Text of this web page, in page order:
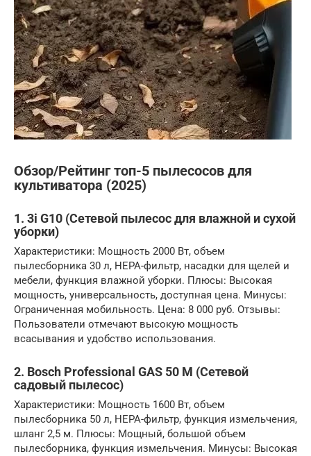
Обзор/Рейтинг топ-5 пылесосов для
культиватора (2025)
1. 3i G10 (Сетевой пылесос для влажной и сухой
уборки)
Характеристики: Мощность 2000 Вт, объем
пылесборника 30 л, HEPA-фильтр, насадки для щелей и
мебели, функция влажной уборки. Плюсы: Высокая
мощность, универсальность, доступная цена. Минусы:
Ограниченная мобильность. Цена: 8 000 руб. Отзывы:
Пользователи отмечают высокую мощность
всасывания и удобство использования.
2. Bosch Professional GAS 50 M (Сетевой
садовый пылесос)
Характеристики: Мощность 1600 Вт, объем
пылесборника 50 л, HEPA-фильтр, функция измельчения,
шланг 2,5 м. Плюсы: Мощный, большой объем
пылесборника, функция измельчения. Минусы: Высокая